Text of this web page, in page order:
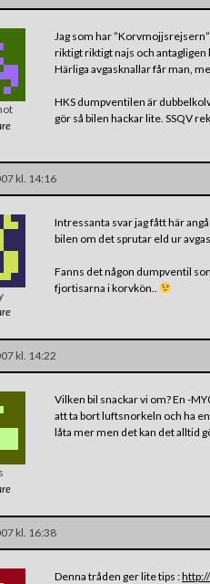
Jag som har
riktigt riktigt najs och antagligen
Härliga avgasknallar får man,
HKS dumpventilen är
gör så bilen hackar lite. SSQV
kl. 14:16
Intressanta svar jag fått här
bilen om det sprutar eld ur
Fanns det någon dumpventil
fjortisarna i korvkön..
kl. 14:22
Vilken bil snackar vi om? En -
att ta bort luftsnorkeln och ha
låta mer men det kan det alltid
kl. 16:38
Denna tråden ger lite tips :